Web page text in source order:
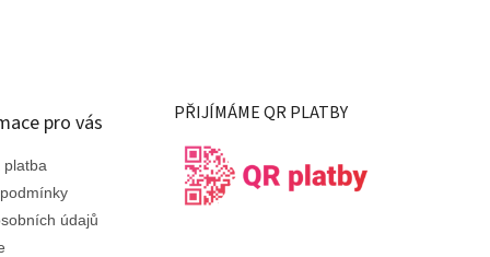
pro vás
platba
údajů
PŘIJÍMÁME QR PLATBY